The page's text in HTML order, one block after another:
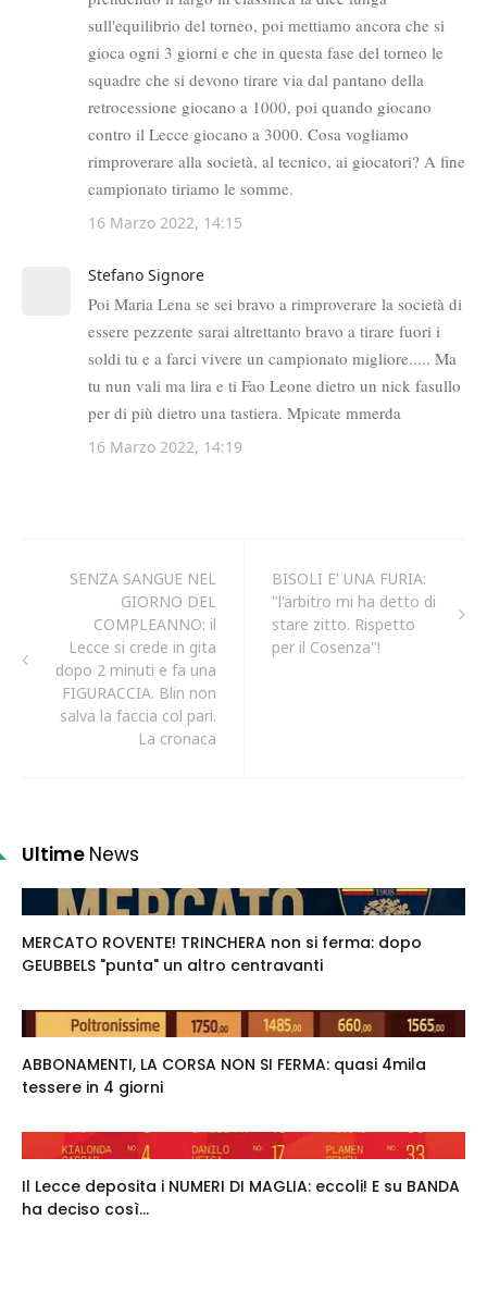
SENZA SANGUE NEL
GIORNO DEL
COMPLEANNO: il
Lecce si crede in gita
dopo 2 minuti e fa una
FIGURACCIA. Blin non
salva la faccia col pari.
La cronaca
BISOLI E' UNA FURIA:
"l'arbitro mi ha detto di
stare zitto. Rispetto
per il Cosenza"!
Ultime News
MERCATO ROVENTE! TRINCHERA non si ferma: dopo
GEUBBELS "punta" un altro centravanti
ABBONAMENTI, LA CORSA NON SI FERMA: quasi 4mila
tessere in 4 giorni
Il Lecce deposita i NUMERI DI MAGLIA: eccoli! E su BANDA
ha deciso così...